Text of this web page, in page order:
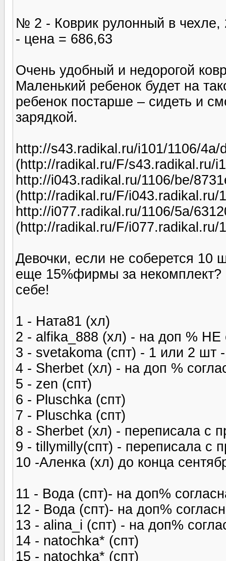
№ 2 - Коврик рулонный в
- цена = 686,63
Очень удобный и недорогой
Маленький ребенок будет на
ребенок постарше – сидеть и
зарядкой.
http://s43.radikal.ru/i101/1106/4a/
(http://radikal.ru/F/s43.radikal.ru/
http://i043.radikal.ru/1106/be/
(http://radikal.ru/F/i043.radikal.ru/
http://i077.radikal.ru/1106/5a/
(http://radikal.ru/F/i077.radikal.ru/
Девочки, если не соберется 10
еще 15%фирмы за некомплект?
себе!
1 - Ната81 (хл)
2 - alfika_888 (хл) - на доп % НЕ
3 - svetakoma (спт) - 1 или 2 шт
4 - Sherbet (хл) - на доп %
5 - zen (спт)
6 - Pluschka (спт)
7 - Pluschka (спт)
8 - Sherbet (хл) - переписала с
9 - tillymilly(спт) - переписала с
10 -Аленка (хл) до конца
11 - Вода (спт)- на доп%
12 - Вода (спт)- на доп%
13 - alina_i (спт) - на доп%
14 - natochka* (спт)
15 - natochka* (спт)